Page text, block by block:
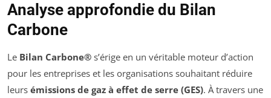
Analyse approfondie du Bilan
Carbone
Le Bilan Carbone® s’érige en un véritable moteur d’action
pour les entreprises et les organisations souhaitant réduire
leurs émissions de gaz à effet de serre (GES). À travers une